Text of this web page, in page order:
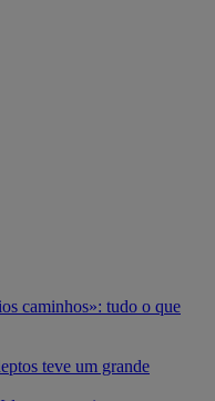
caminhos»: tudo o que
teve um grande